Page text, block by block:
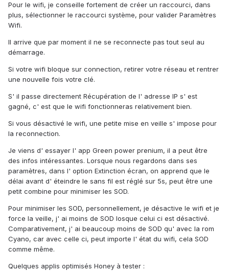
Pour le wifi, je conseille fortement de créer un raccourci, dans
plus, sélectionner le raccourci système, pour valider Paramètres
Wifi.
Il arrive que par moment il ne se reconnecte pas tout seul au
démarrage.
Si votre wifi bloque sur connection, retirer votre réseau et rentrer
une nouvelle fois votre clé.
S' il passe directement Récupération de l' adresse IP s' est
gagné, c' est que le wifi fonctionneras relativement bien.
Si vous désactivé le wifi, une petite mise en veille s' impose pour
la reconnection.
Je viens d' essayer l' app Green power prenium, il a peut être
des infos intéressantes. Lorsque nous regardons dans ses
paramètres, dans l' option Extinction écran, on apprend que le
délai avant d' éteindre le sans fil est réglé sur 5s, peut être une
petit combine pour minimiser les SOD.
Pour minimiser les SOD, personnellement, je désactive le wifi et je
force la veille, j' ai moins de SOD losque celui ci est désactivé.
Comparativement, j' ai beaucoup moins de SOD qu' avec la rom
Cyano, car avec celle ci, peut importe l' état du wifi, cela SOD
comme même.
Quelques applis optimisés Honey à tester :